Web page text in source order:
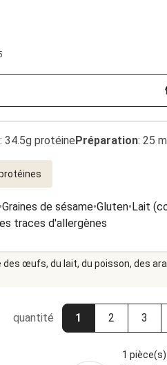
: 34.5g protéinePréparation: 25
•Graines de sésame•Gluten•Lait
traces d'allergènes
œufs, du lait, du poisson, des
quantité 1 2 3
1 pièce(s)